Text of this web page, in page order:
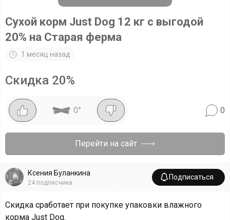
Сухой корм Just Dog 12 кг с выгодой
20% на Старая ферма
1 месяц назад
Скидка 20%
0° 0
Перейти на сайт
Ксения Буланкина
24 подписчика
Подписаться
Скидка сработает при покупке упаковки влажного
корма Just Dog.